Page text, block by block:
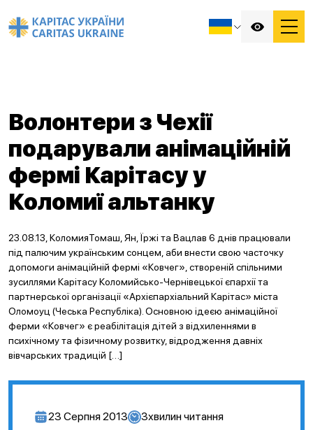
Волонтери з Чехії
подарували анімаційній
фермі Карітасу у
Коломиї альтанку
23.08.13, КоломияТомаш, Ян, Їржі та Вацлав 6 днів працювали
під палючим українським сонцем, аби внести свою часточку
допомоги анімаційній фермі «Ковчег», створеній спільними
зусиллями Карітасу Коломийсько-Чернівецької єпархії та
партнерської організації «Архієпархіальний Карітас» міста
Оломоуц (Чеська Республіка). Основною ідеєю анімаційної
ферми «Ковчег» є реабілітація дітей з відхиленнями в
психічному та фізичному розвитку, відродження давніх
вівчарських традицій […]
23 Серпня 2013 3хвилин читання